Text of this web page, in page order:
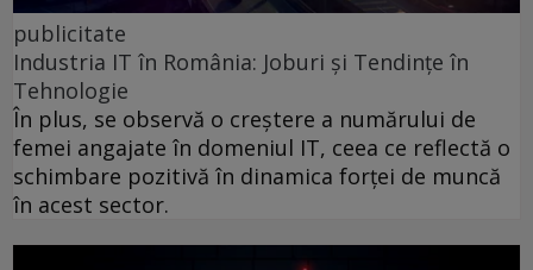
publicitate
Industria IT în România: Joburi și Tendințe în
Tehnologie
În plus, se observă o creștere a numărului de
femei angajate în domeniul IT, ceea ce reflectă o
schimbare pozitivă în dinamica forței de muncă
în acest sector.